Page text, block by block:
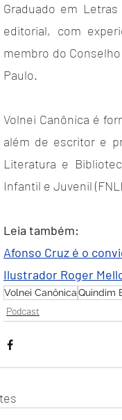
Graduado em
editorial, com
membro do
Paulo.
Volnei Canônica é
além de escritor e
Literatura e
Infantil e Juvenil
Leia também:
Afonso Cruz é o
Ilustrador Roger
Volnei CanônicaQuindim
Podcast